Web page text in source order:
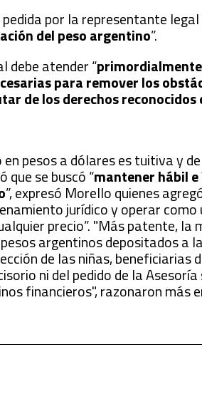
por la representante
del peso argentino”.
debe atender “
para remover los
de los derechos reconocidos
pesos a dólares es tuitiva y de
se buscó “mantener hábil
”, expresó Morello quienes
jurídico y operar como
precio”."Más patente, la
argentinos depositados a
de las niñas, beneficiarias
ni del pedido de la Asesoría
financieros", razonaron más